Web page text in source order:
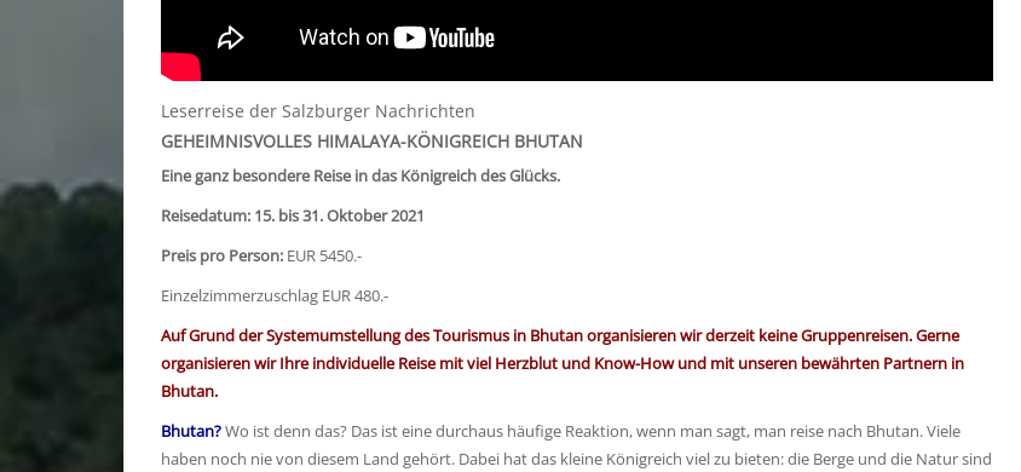
Leserreise der Salzburger Nachrichten
GEHEIMNISVOLLES HIMALAYA-KÖNIGREICH BHUTAN
Eine ganz besondere Reise in das Königreich des Glücks.
Reisedatum: 15. bis 31. Oktober 2021
Preis pro Person: EUR 5450.-
Einzelzimmerzuschlag EUR 480.-
Auf Grund der Systemumstellung des Tourismus in Bhutan organisieren wir derzeit keine Gruppenreisen. Gerne
organisieren wir Ihre individuelle Reise mit viel Herzblut und Know-How und mit unseren bewährten Partnern in
Bhutan.
Bhutan?Wo ist denn das? Das ist eine durchaus häufige Reaktion, wenn man sagt, man reise nach Bhutan. Viele
haben noch nie von diesem Land gehört. Dabei hat das kleine Königreich viel zu bieten: die Berge und die Natur sind